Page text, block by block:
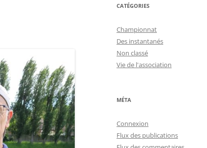
CATÉGORIES
Championnat
Des instantanés
Non classé
Vie de l'association
MÉTA
Connexion
Flux des publications